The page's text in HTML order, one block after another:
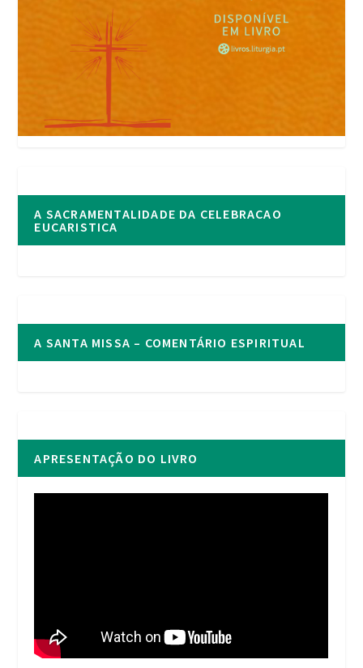
A SACRAMENTALIDADE DA CELEBRACAO
EUCARISTICA
A SANTA MISSA – COMENTÁRIO ESPIRITUAL
APRESENTAÇÃO DO LIVRO